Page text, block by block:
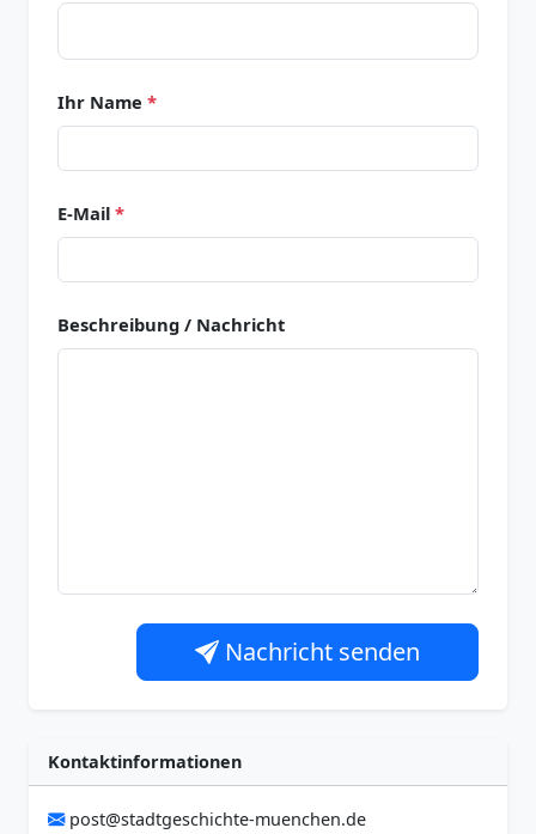
Ihr Name *
E-Mail *
Beschreibung / Nachricht
Nachricht senden
Kontaktinformationen
post@stadtgeschichte-muenchen.de